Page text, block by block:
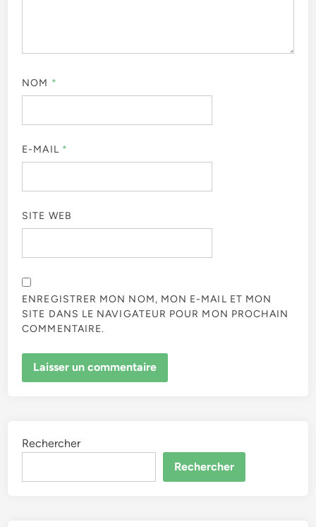
NOM *
E-MAIL *
SITE WEB
ENREGISTRER MON NOM, MON E-MAIL ET MON
SITE DANS LE NAVIGATEUR POUR MON PROCHAIN
COMMENTAIRE.
Rechercher
Rechercher